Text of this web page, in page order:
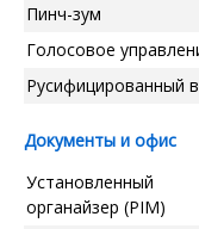
Пинч-зум
Голосовое
Русифицированный
Документы и офис
Установленный
органайзер (PIM)